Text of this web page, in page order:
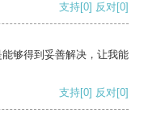
支持[0] 反对[0]
够得到妥善解决，让我能
支持[0] 反对[0]